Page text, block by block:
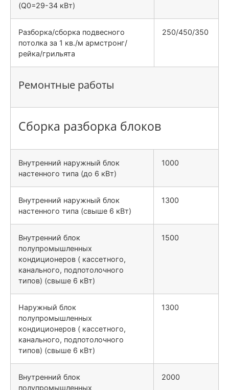
(Q0=29-34 кВт)
Разборка/сборка подвесного
потолка за 1 кв./м армстронг/
рейка/грильята
250/450/350
Ремонтные работы
Сборка разборка блоков
Внутренний наружный блок
настенного типа (до 6 кВт)
1000
Внутренний наружный блок
настенного типа (свыше 6 кВт)
1300
Внутренний блок
полупромышленных
кондиционеров ( кассетного,
канального, подпотолочного
типов) (свыше 6 кВт)
1500
Наружный блок
полупромышленных
кондиционеров ( кассетного,
канального, подпотолочного
типов) (свыше 6 кВт)
1300
Внутренний блок
полупромышленных
2000